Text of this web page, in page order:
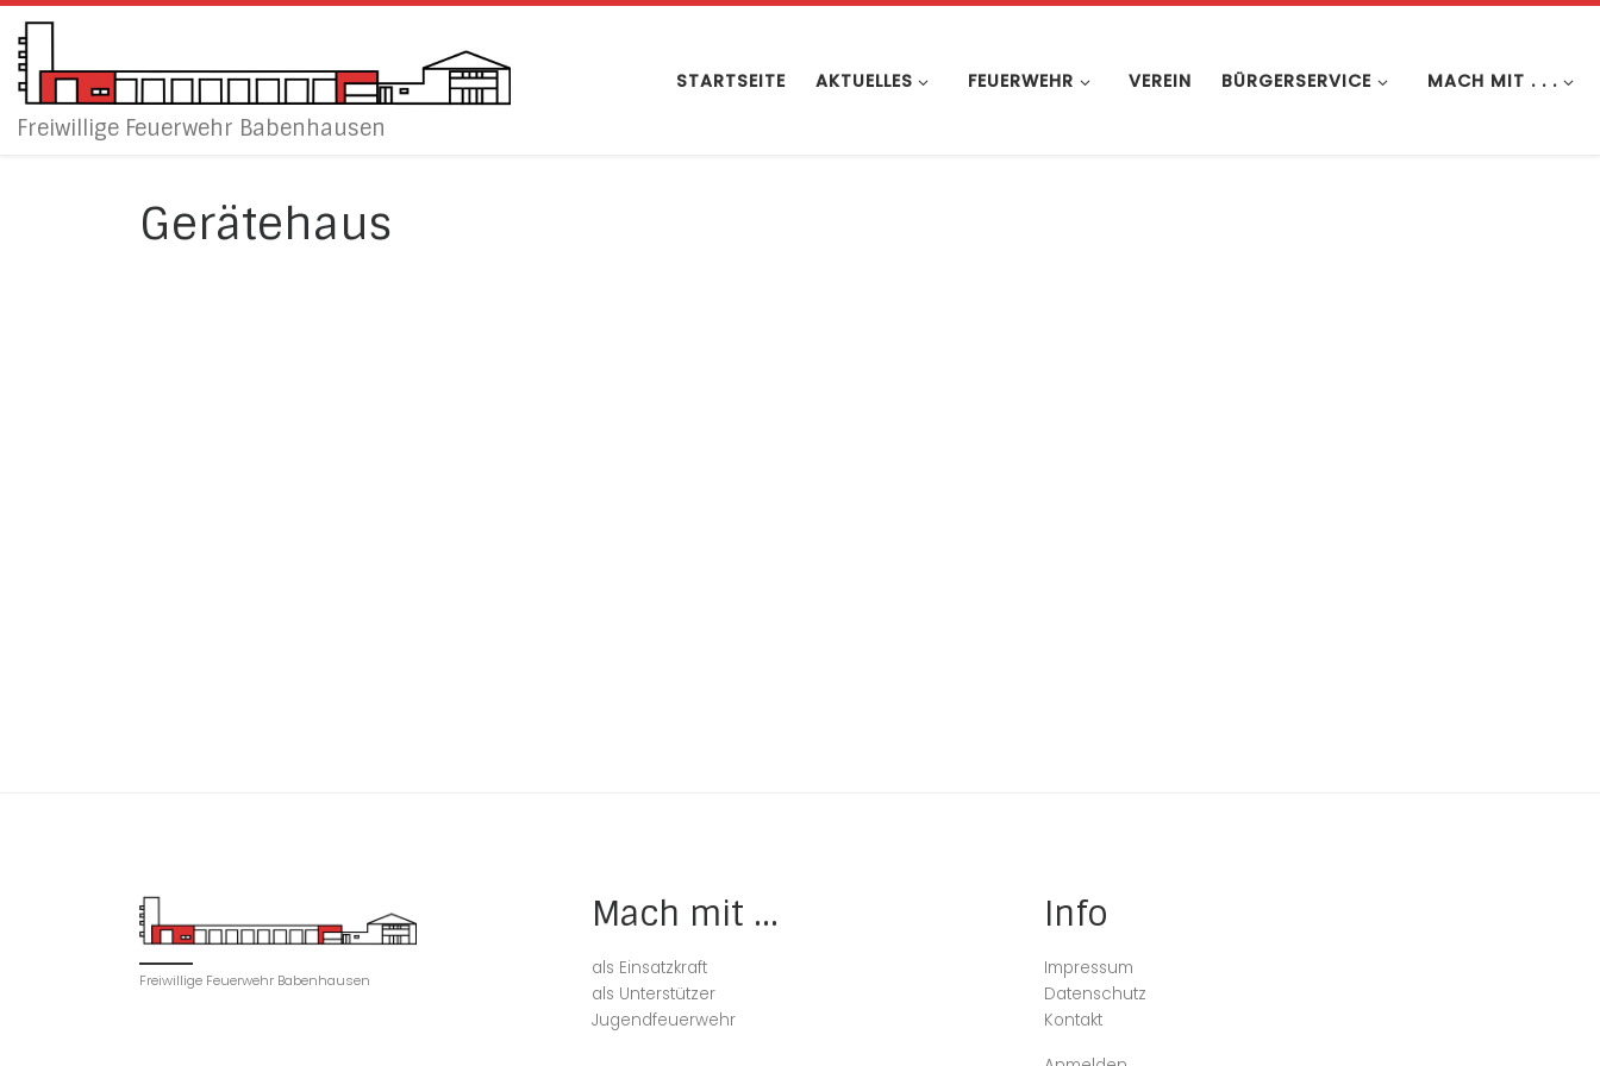
Freiwillige Feuerwehr Babenhausen
STARTSEITE AKTUELLES FEUERWEHR VEREIN BÜRGERSERVICE MACH MIT . . .
Gerätehaus
Freiwillige Feuerwehr Babenhausen
Mach mit ...
als Einsatzkraft
als Unterstützer
Jugendfeuerwehr
Info
Impressum
Datenschutz
Kontakt